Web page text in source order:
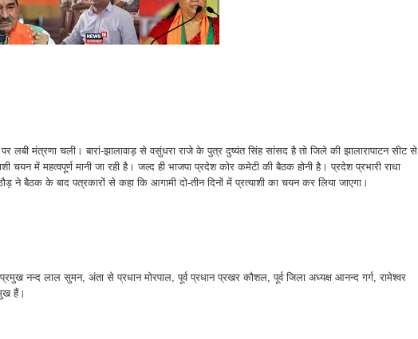
लबी मंत्रणा चली। बारां-झालावाड़ से वसुंधरा राजे के पुत्र दुष्यंत सिंह सांसद है तो जिले की झालारापाटन सीट से
चयन में महत्वपूर्ण मानी जा रही है। जल्द ही भाजपा प्रदेश कोर कमेटी की बैठक होनी है। प्रदेश प्रभारी राधा
ने बैठक के बाद पत्रकारों से कहा कि आगामी दो-तीन दिनों में प्रत्याशी का चयन कर लिया जाएगा।
नन्द लाल सुमन, अंता से प्रधान मोरपाल, पूर्व प्रधान प्रखर कौशल, पूर्व जिला अध्यक्ष आनन्द गर्ग, रामेश्वर
हैं।